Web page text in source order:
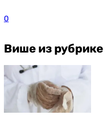
0
Више из рубрике